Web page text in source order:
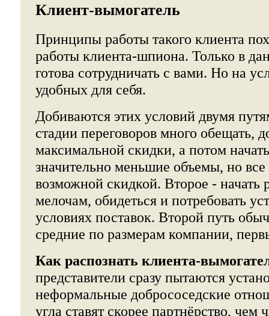
Клиент-вымогатель
Принципы работы такого клиента
работы клиента-шпиона. Только в
готова сотрудничать с вами. Но на
удобных для себя.
Добиваются этих условий двумя
стадии переговоров много обещать,
максимальной скидки, а потом
значительно меньшие объемы, но
возможной скидкой. Второе - начать
мелочам, обидеться и потребовать
условиях поставок. Второй путь
средние по размерам компании,
Как распознать клиента-
представители сразу пытаются
неформальные добрососедские
угла ставят скорее партнёрство, чем